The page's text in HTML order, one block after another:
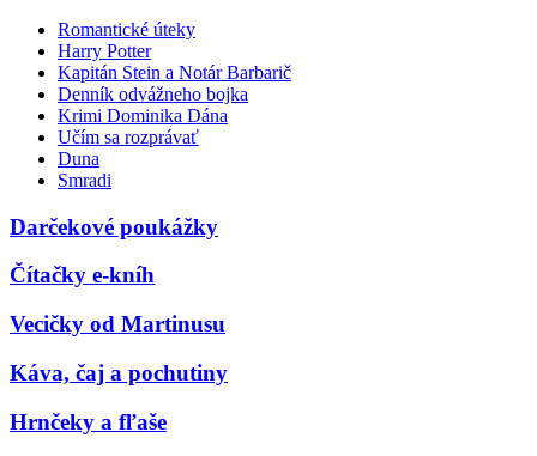
Romantické úteky
Harry Potter
Kapitán Stein a Notár Barbarič
Denník odvážneho bojka
Krimi Dominika Dána
Učím sa rozprávať
Duna
Smradi
Darčekové poukážky
Čítačky e-kníh
Vecičky od Martinusu
Káva, čaj a pochutiny
Hrnčeky a fľaše